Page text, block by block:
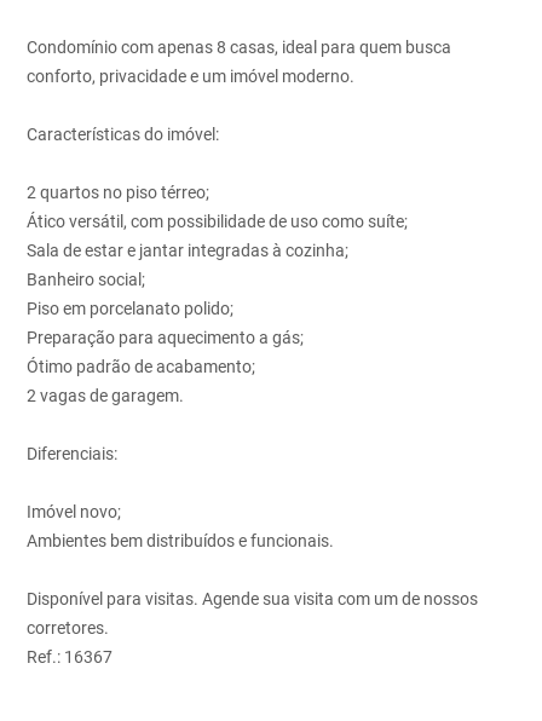
Condomínio com apenas 8 casas, ideal para quem busca
conforto, privacidade e um imóvel moderno.
Características do imóvel:
2 quartos no piso térreo;
Ático versátil, com possibilidade de uso como suíte;
Sala de estar e jantar integradas à cozinha;
Banheiro social;
Piso em porcelanato polido;
Preparação para aquecimento a gás;
Ótimo padrão de acabamento;
2 vagas de garagem.
Diferenciais:
Imóvel novo;
Ambientes bem distribuídos e funcionais.
Disponível para visitas. Agende sua visita com um de nossos
corretores.
Ref.: 16367